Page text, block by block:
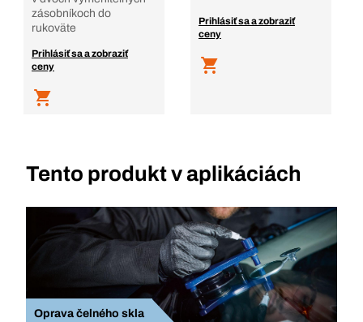
zásobníkoch do
rukoväte
Prihlásiť sa a zobraziť
ceny
Prihlásiť sa a zobraziť
ceny
Tento produkt v aplikáciách
Oprava čelného skla